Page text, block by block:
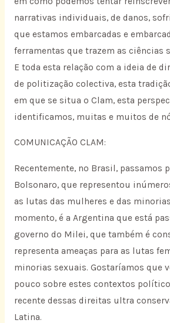
narrativas individuais, de danos,
que estamos embarcadas e
ferramentas que trazem as ciências
E toda esta relação com a ideia de
de politização colectiva, esta
em que se situa o Clam, esta
identificamos, muitas e muitos de
COMUNICAÇÃO CLAM:
Recentemente, no Brasil, passamos
Bolsonaro, que representou
as lutas das mulheres e das
momento, é a Argentina que está
governo do Milei, que também é
representa ameaças para as lutas
minorias sexuais. Gostaríamos que
pouco sobre estes contextos
recente dessas direitas ultra
Latina.